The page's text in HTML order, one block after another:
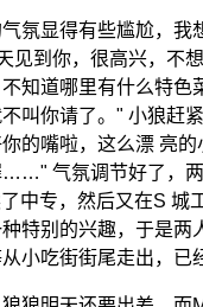
氛显得有些尴尬，我
见到你，很高兴，不
知道哪里有什么特色
叫你请了。" 小狼赶
的嘴啦，这么漂 亮
气氛调节好了，两
中专，然后又在S 城
特别的兴趣，于是两
小吃街街尾走出，已